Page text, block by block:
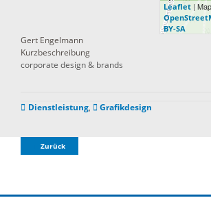
Leaflet|
BY-SA
Gert Engelmann
Kurzbeschreibung
corporate design & brands
Dienstleistung, Grafikdesign
Zurück